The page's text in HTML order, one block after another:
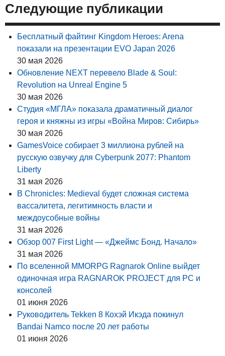
Следующие публикации
Бесплатный файтинг Kingdom Heroes: Arena
показали на презентации EVO Japan 2026
30 мая 2026
Обновление NEXT перевело Blade & Soul:
Revolution на Unreal Engine 5
30 мая 2026
Студия «МГЛА» показала драматичный диалог
героя и княжны из игры «Война Миров: Сибирь»
30 мая 2026
GamesVoice собирает 3 миллиона рублей на
русскую озвучку для Cyberpunk 2077: Phantom
Liberty
31 мая 2026
В Chronicles: Medieval будет сложная система
вассалитета, легитимность власти и
междоусобные войны
31 мая 2026
Обзор 007 First Light — «Джеймс Бонд. Начало»
31 мая 2026
По вселенной MMORPG Ragnarok Online выйдет
одиночная игра RAGNAROK PROJECT для PC и
консолей
01 июня 2026
Руководитель Tekken 8 Кохэй Икэда покинул
Bandai Namco после 20 лет работы
01 июня 2026